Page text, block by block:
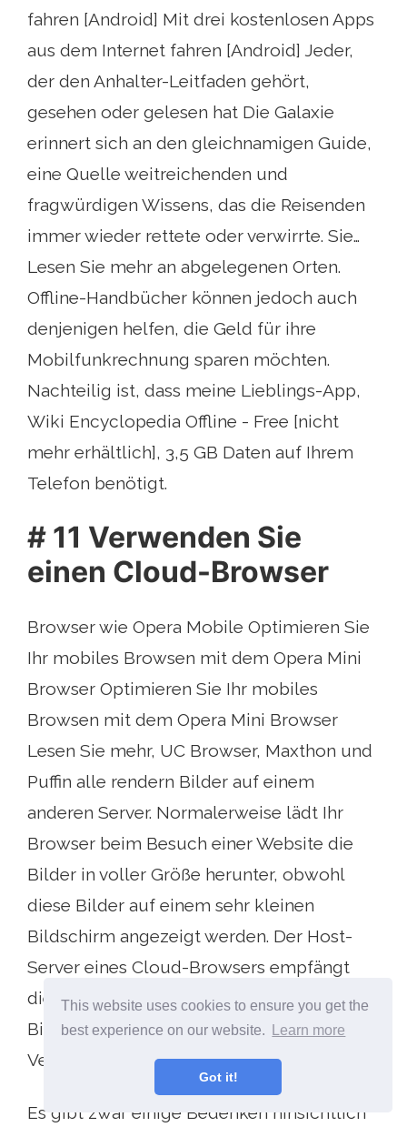
This website uses cookies to ensure you get the
best experience on our website.
Learn more
Got it!
fahren [Android] Mit drei kostenlosen Apps
aus dem Internet fahren [Android] Jeder,
der den Anhalter-Leitfaden gehört,
gesehen oder gelesen hat Die Galaxie
erinnert sich an den gleichnamigen Guide,
eine Quelle weitreichenden und
fragwürdigen Wissens, das die Reisenden
immer wieder rettete oder verwirrte. Sie…
Lesen Sie mehr an abgelegenen Orten.
Offline-Handbücher können jedoch auch
denjenigen helfen, die Geld für ihre
Mobilfunkrechnung sparen möchten.
Nachteilig ist, dass meine Lieblings-App,
Wiki Encyclopedia Offline - Free [nicht
mehr erhältlich], 3,5 GB Daten auf Ihrem
Telefon benötigt.
# 11 Verwenden Sie
einen Cloud-Browser
Browser wie Opera Mobile Optimieren Sie
Ihr mobiles Browsen mit dem Opera Mini
Browser Optimieren Sie Ihr mobiles
Browsen mit dem Opera Mini Browser
Lesen Sie mehr, UC Browser, Maxthon und
Puffin alle rendern Bilder auf einem
anderen Server. Normalerweise lädt Ihr
Browser beim Besuch einer Website die
Bilder in voller Größe herunter, obwohl
diese Bilder auf einem sehr kleinen
Bildschirm angezeigt werden. Der Host-
Server eines Cloud-Browsers empfängt
dieses Bild und passt seine Größe an Ihren
Bildschirm an. Diese Methode spart sowohl
Verarbeitungsleistung als auch Bandbreite.
Es gibt zwar einige Bedenken hinsichtlich